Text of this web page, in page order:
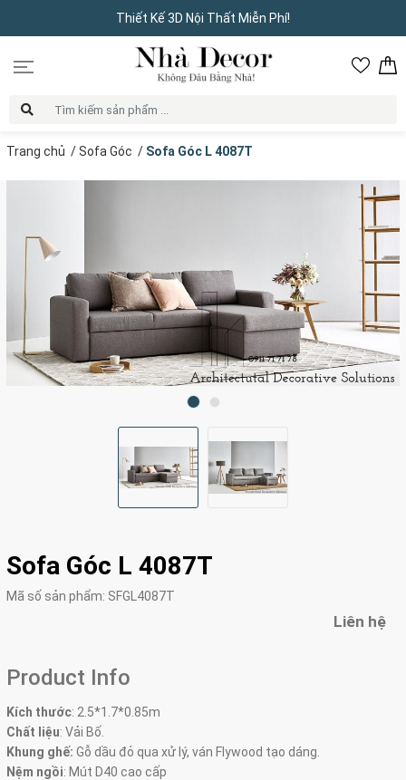
Thiết Kế 3D Nội Thất Miễn Phí!
Trang chủ /Sofa Góc / Sofa Góc L 4087T
Sofa Góc L 4087T
Mã số sản phẩm: SFGL4087T
Liên hệ
Product Info
Kích thước: 2.5*1.7*0.85m
Chất liệu: Vải Bố.
Khung ghế: Gỗ dầu đỏ qua xử lý, ván Flywood tạo dáng.
Nệm ngồi: Mút D40 cao cấp